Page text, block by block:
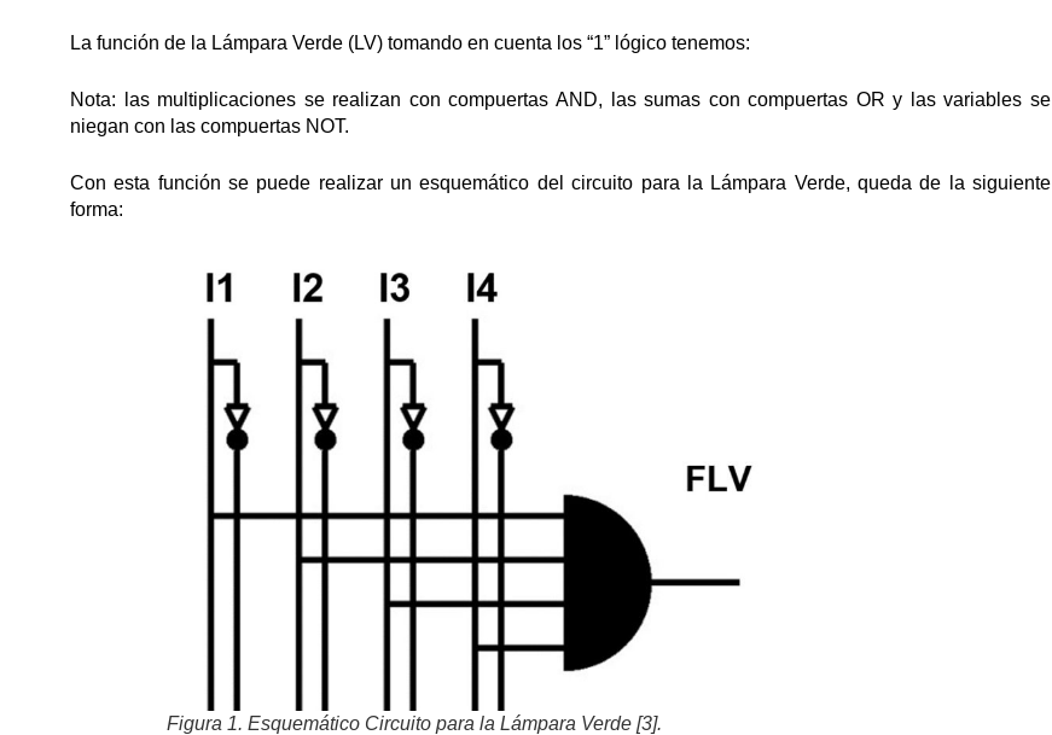
La función de la Lámpara Verde (LV) tomando en cuenta los “1” lógico tenemos:
Nota: las multiplicaciones se realizan con compuertas AND, las sumas con compuertas OR y las variables se
niegan con las compuertas NOT.
Con esta función se puede realizar un esquemático del circuito para la Lámpara Verde, queda de la siguiente
forma:
Figura 1. Esquemático Circuito para la Lámpara Verde [3].